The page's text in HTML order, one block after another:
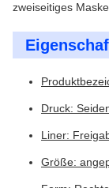
zweiseitiges
Druck:
Liner:
Größe: